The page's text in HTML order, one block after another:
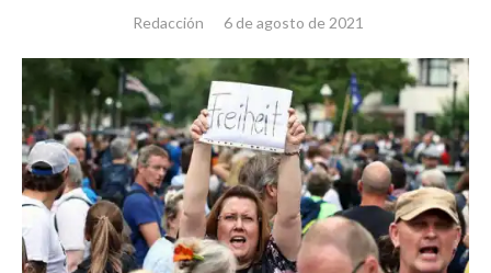
Redacción 6 de agosto de 2021